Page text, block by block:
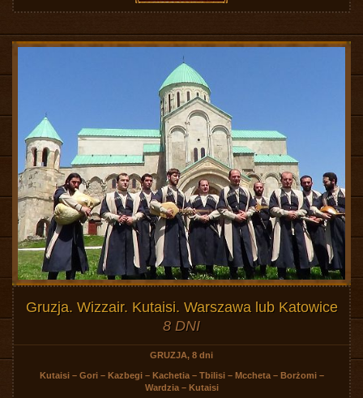
Gruzja. Wizzair. Kutaisi. Warszawa lub Katowice
8 DNI
GRUZJA, 8 dni
Kutaisi – Gori – Kazbegi – Kachetia – Tbilisi – Mccheta – Borżomi –
Wardzia – Kutaisi